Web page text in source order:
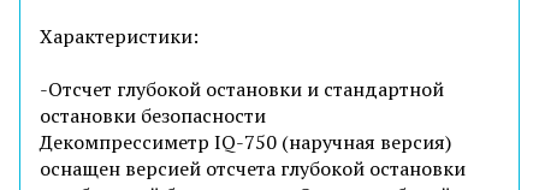
Характеристики:
-Отсчет глубокой остановки и стандартной
остановки безопасности
Декомпрессиметр IQ-750 (наручная версия)
оснащен версией отсчета глубокой остановки